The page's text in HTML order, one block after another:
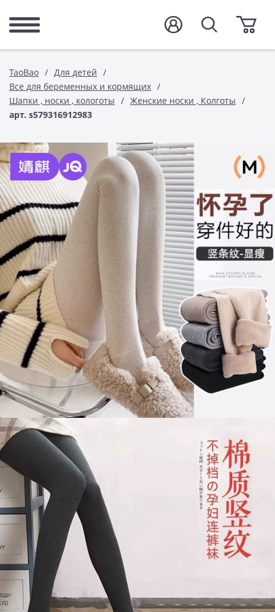
TaoBao
Для детей
Все для беременных и кормящих
Шапки , носки , кологоты
Женские носки , Колготы
арт. s579316912983